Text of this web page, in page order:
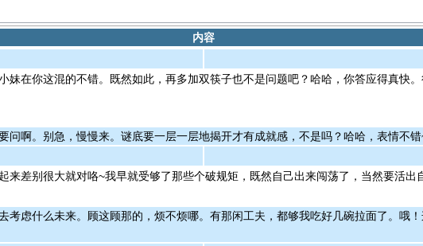
内容
妹在你这混的不错。既然如此，再多加双筷子也不是问题吧？哈哈，你答应得真快
问啊。别急，慢慢来。谜底要一层一层地揭开才有成就感，不是吗？哈哈，表情不错
来差别很大就对咯~我早就受够了那些个破规矩，既然自己出来闯荡了，当然要活出
考虑什么未来。顾这顾那的，烦不烦哪。有那闲工夫，都够我吃好几碗拉面了。哦